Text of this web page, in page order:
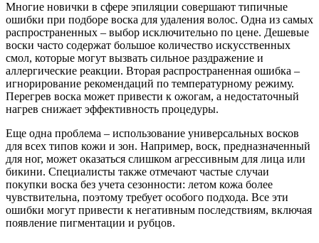
Многие новички в сфере эпиляции совершают типичные
ошибки при подборе воска для удаления волос. Одна из самых
распространенных – выбор исключительно по цене. Дешевые
воски часто содержат большое количество искусственных
смол, которые могут вызвать сильное раздражение и
аллергические реакции. Вторая распространенная ошибка –
игнорирование рекомендаций по температурному режиму.
Перегрев воска может привести к ожогам, а недостаточный
нагрев снижает эффективность процедуры.
Еще одна проблема – использование универсальных восков
для всех типов кожи и зон. Например, воск, предназначенный
для ног, может оказаться слишком агрессивным для лица или
бикини. Специалисты также отмечают частые случаи
покупки воска без учета сезонности: летом кожа более
чувствительна, поэтому требует особого подхода. Все эти
ошибки могут привести к негативным последствиям, включая
появление пигментации и рубцов.